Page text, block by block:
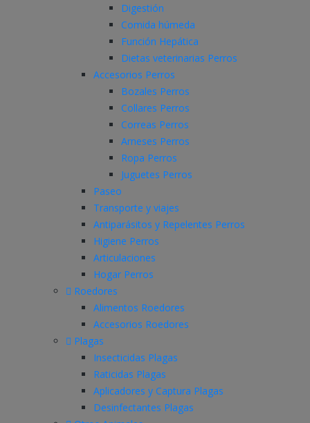
Digestión
Comida húmeda
Función Hepática
Dietas veterinarias Perros
Accesorios Perros
Bozales Perros
Collares Perros
Correas Perros
Arneses Perros
Ropa Perros
Juguetes Perros
Paseo
Transporte y viajes
Antiparásitos y Repelentes Perros
Higiene Perros
Articulaciones
Hogar Perros
Roedores
Alimentos Roedores
Accesorios Roedores
Plagas
Insecticidas Plagas
Raticidas Plagas
Aplicadores y Captura Plagas
Desinfectantes Plagas